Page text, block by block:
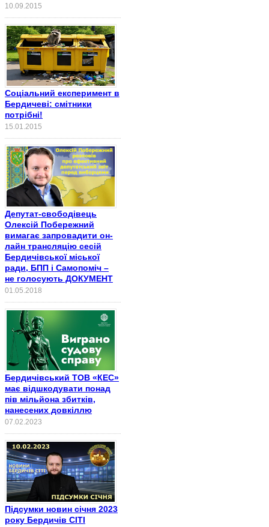
10.09.2015
Соціальний експеримент в
Бердичеві: смітники
потрібні!
15.01.2015
Депутат-свободівець
Олексій Побережний
вимагає запровадити он-
лайн трансляцію сесій
Бердичівської міської
ради, БПП і Самопоміч –
не голосують ДОКУМЕНТ
01.05.2018
Бердичівський ТОВ «КЕС»
має відшкодувати понад
пів мільйона збитків,
нанесених довкіллю
07.02.2023
Підсумки новин січня 2023
року Бердичів СІТІ